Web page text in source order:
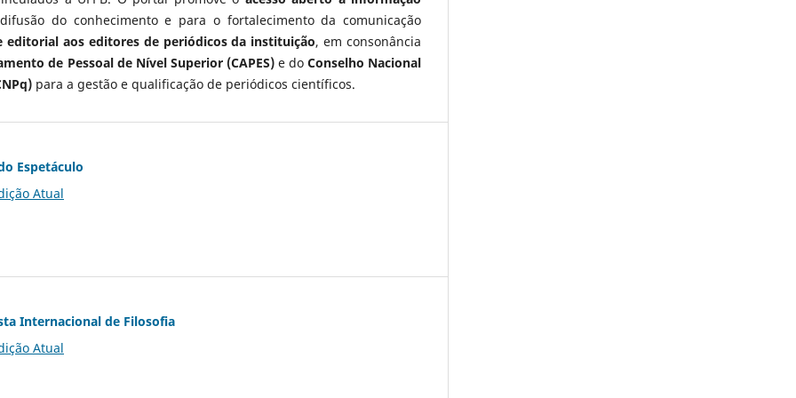
do conhecimento e para o fortalecimento da comunicação
editorial aos editores de periódicos da instituição, em consonância
de Pessoal de Nível Superior (CAPES)e do Conselho Nacional
para a gestão e qualificação de periódicos científicos.
Espetáculo
Atual
Internacional de Filosofia
Atual